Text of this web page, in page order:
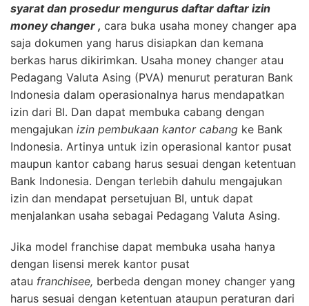
syarat dan prosedur mengurus daftar daftar izin
money changer , cara buka usaha money changer apa
saja dokumen yang harus disiapkan dan kemana
berkas harus dikirimkan. Usaha money changer atau
Pedagang Valuta Asing (PVA) menurut peraturan Bank
Indonesia dalam operasionalnya harus mendapatkan
izin dari BI. Dan dapat membuka cabang dengan
mengajukan izin pembukaan kantor cabang ke Bank
Indonesia. Artinya untuk izin operasional kantor pusat
maupun kantor cabang harus sesuai dengan ketentuan
Bank Indonesia. Dengan terlebih dahulu mengajukan
izin dan mendapat persetujuan BI, untuk dapat
menjalankan usaha sebagai Pedagang Valuta Asing.
Jika model franchise dapat membuka usaha hanya
dengan lisensi merek kantor pusat
atau franchisee, berbeda dengan money changer yang
harus sesuai dengan ketentuan ataupun peraturan dari